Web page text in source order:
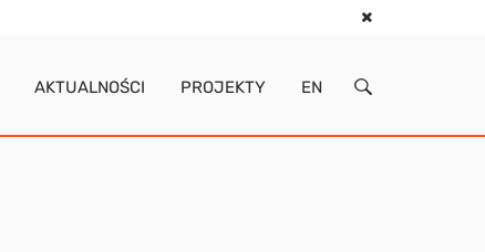
AKTUALNOŚCI PROJEKTY EN